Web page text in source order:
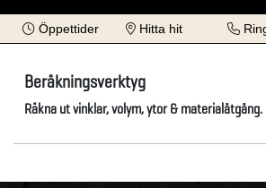
Öppettider Hitta hit
Beräkningsverktyg
Räkna ut vinklar, volym, ytor & materialåtgång.